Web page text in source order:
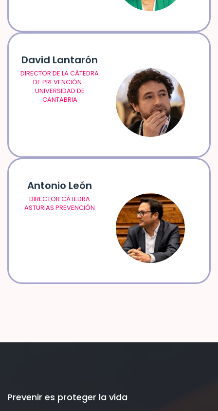
David Lantarón
DIRECTOR DE LA CÁTEDRA
DE PREVENCIÓN -
UNIVERSIDAD DE
CANTABRIA
Antonio León
DIRECTOR CÁTEDRA
ASTURIAS PREVENCIÓN
Prevenir es proteger la vida